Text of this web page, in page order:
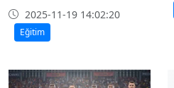
2025-11-19 14:02:20
Eğitim